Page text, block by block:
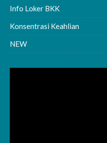
Info Loker BKK
Konsentrasi Keahlian
NEW